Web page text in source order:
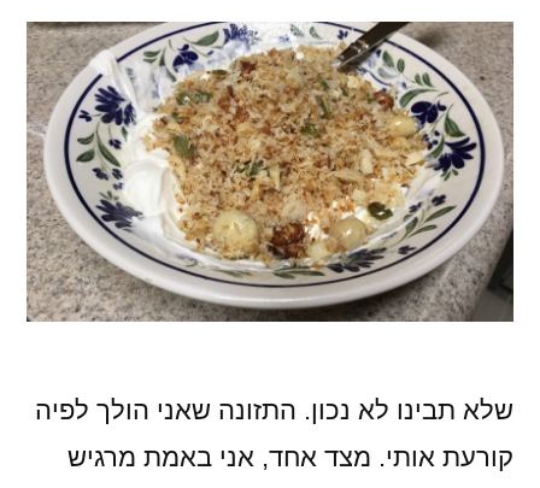
שלא תבינו לא נכון. התזונה שאני הולך לפיה
קורעת אותי. מצד אחד, אני באמת מרגיש